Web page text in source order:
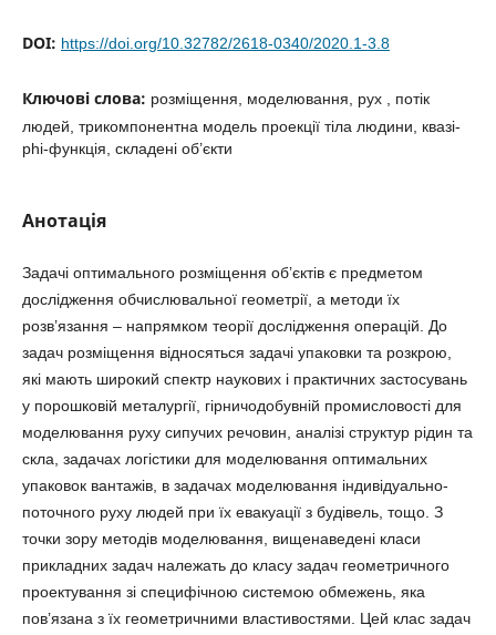
DOI: https://doi.org/10.32782/2618-0340/2020.1-3.8
Ключові слова: розміщення, моделювання, рух , потік
людей, трикомпонентна модель проекції тіла людини, квазі-
phi-функція, складені об’єкти
Анотація
Задачі оптимального розміщення об’єктів є предметом
дослідження обчислювальної геометрії, а методи їх
розв’язання – напрямком теорії дослідження операцій. До
задач розміщення відносяться задачі упаковки та розкрою,
які мають широкий спектр наукових і практичних застосувань
у порошковій металургії, гірничодобувній промисловості для
моделювання руху сипучих речовин, аналізі структур рідин та
скла, задачах логістики для моделювання оптимальних
упаковок вантажів, в задачах моделювання індивідуально-
поточного руху людей при їх евакуації з будівель, тощо. З
точки зору методів моделювання, вищенаведені класи
прикладних задач належать до класу задач геометричного
проектування зі специфічною системою обмежень, яка
пов’язана з їх геометричними властивостями. Цей клас задач